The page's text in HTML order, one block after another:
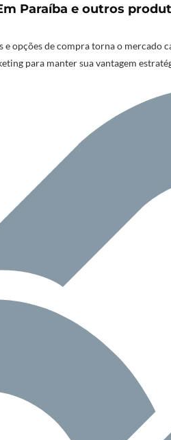
Paraíba e outros
opções de compra torna o mercado
para manter sua vantagem